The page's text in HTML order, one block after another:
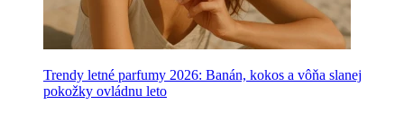
Trendy letné parfumy 2026: Banán, kokos a vôňa slanej
pokožky ovládnu leto